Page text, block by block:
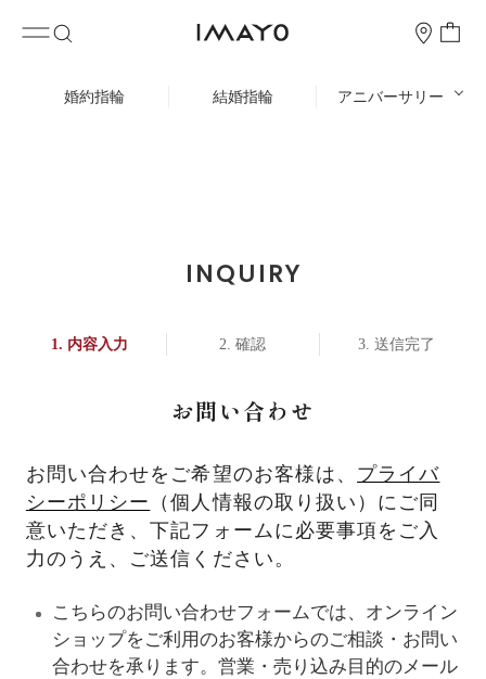
婚約指輪 結婚指輪 アニバーサリー
INQUIRY
内容入力 確認 送信完了
お問い合わせ
お問い合わせをご希望のお客様は、 プライバ
シーポリシー
（個人情報の取り扱い）にご同
意いただき、下記フォームに必要事項をご入
力のうえ、ご送信ください。
こちらのお問い合わせフォームでは、オンライン
ショップをご利用のお客様からのご相談・お問い
合わせを承ります。営業・売り込み目的のメール